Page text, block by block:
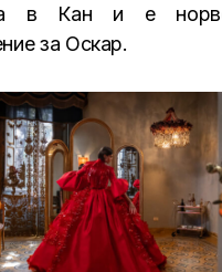
в Кан и е
за Оскар.